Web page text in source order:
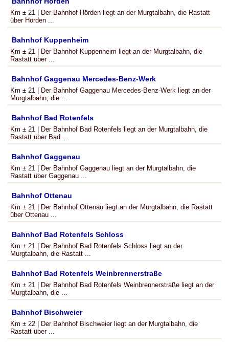
Km ± 21 | Der Bahnhof Hörden liegt an der Murgtalbahn, die Rastatt
über Hörden ...
Bahnhof Kuppenheim
Km ± 21 | Der Bahnhof Kuppenheim liegt an der Murgtalbahn, die
Rastatt über ...
Bahnhof Gaggenau Mercedes-Benz-Werk
Km ± 21 | Der Bahnhof Gaggenau Mercedes-Benz-Werk liegt an der
Murgtalbahn, die ...
Bahnhof Bad Rotenfels
Km ± 21 | Der Bahnhof Bad Rotenfels liegt an der Murgtalbahn, die
Rastatt über Bad ...
Bahnhof Gaggenau
Km ± 21 | Der Bahnhof Gaggenau liegt an der Murgtalbahn, die
Rastatt über Gaggenau ...
Bahnhof Ottenau
Km ± 21 | Der Bahnhof Ottenau liegt an der Murgtalbahn, die Rastatt
über Ottenau ...
Bahnhof Bad Rotenfels Schloss
Km ± 21 | Der Bahnhof Bad Rotenfels Schloss liegt an der
Murgtalbahn, die Rastatt ...
Bahnhof Bad Rotenfels Weinbrennerstraße
Km ± 21 | Der Bahnhof Bad Rotenfels Weinbrennerstraße liegt an der
Murgtalbahn, die ...
Bahnhof Bischweier
Km ± 22 | Der Bahnhof Bischweier liegt an der Murgtalbahn, die
Rastatt über ...